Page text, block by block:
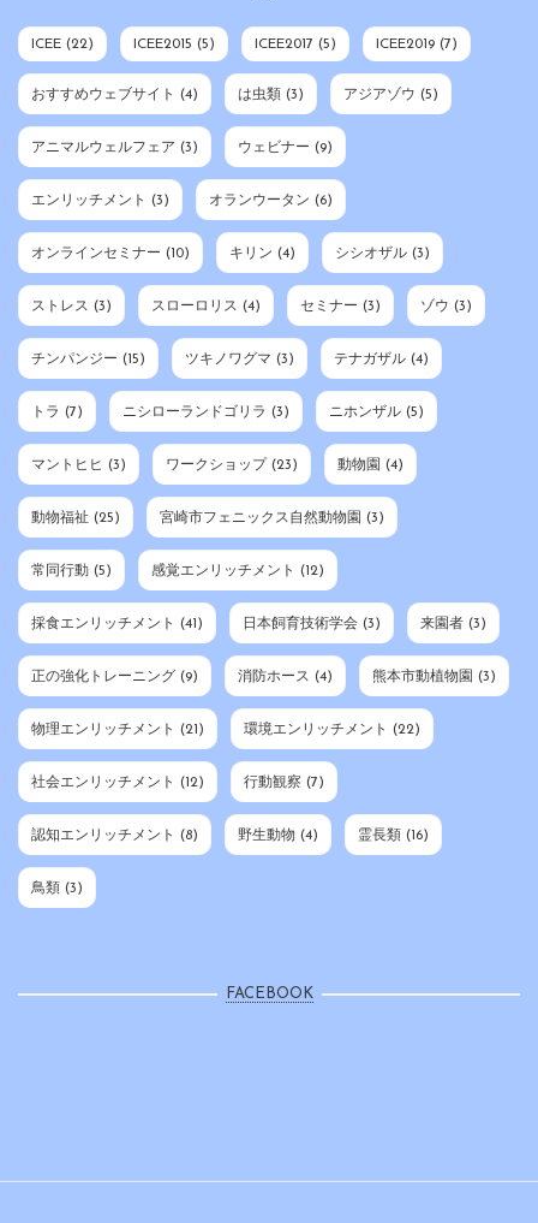
ICEE (22) ICEE2015 (5) ICEE2017 (5) ICEE2019 (7)
おすすめウェブサイト (4) は虫類 (3) アジアゾウ (5)
アニマルウェルフェア (3) ウェビナー (9)
エンリッチメント (3) オランウータン (6)
オンラインセミナー (10) キリン (4) シシオザル (3)
ストレス (3) スローロリス (4) セミナー (3) ゾウ (3)
チンパンジー (15) ツキノワグマ (3) テナガザル (4)
トラ (7) ニシローランドゴリラ (3) ニホンザル (5)
マントヒヒ (3) ワークショップ (23) 動物園 (4)
動物福祉 (25) 宮崎市フェニックス自然動物園 (3)
常同行動 (5) 感覚エンリッチメント (12)
採食エンリッチメント (41) 日本飼育技術学会 (3) 来園者 (3)
正の強化トレーニング (9) 消防ホース (4) 熊本市動植物園 (3)
物理エンリッチメント (21) 環境エンリッチメント (22)
社会エンリッチメント (12) 行動観察 (7)
認知エンリッチメント (8) 野生動物 (4) 霊長類 (16)
鳥類 (3)
FACEBOOK